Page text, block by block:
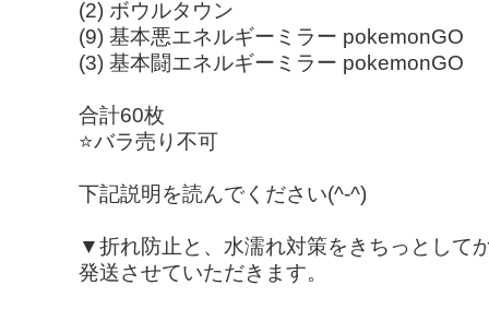
(2) ボウルタウン
(9) 基本悪エネルギーミラー pokemonGO
(3) 基本闘エネルギーミラー pokemonGO
合計60枚
⭐バラ売り不可
下記説明を読んでください(^-^)
▼折れ防止と、水濡れ対策をきちっとして
発送させていただきます。